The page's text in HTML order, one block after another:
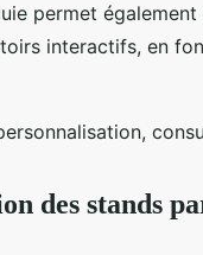
permet
interactifs, en
des stands